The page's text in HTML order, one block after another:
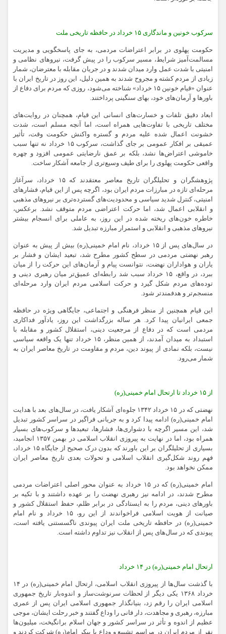
سرکوب خونین و ماندگاری ۱۵ خرداد در حافظه تاریخی ملت
حکومت پهلوی در برابر اعتراضات مردمی، به جای پاسخگویی و مدیریت
مسالمت‌آمیز شرایط، مسیر سرکوب را در پیش گرفت، نیروهای نظامی و
امنیتی با شدت عمل وارد میدان شدند و در جریان مقابله با معترضان، شمار
زیادی از مردم کشته و مجروح شدند به همین دلیل، این روز در تاریخ ایران با
عنوان «قیام خونین ۱۵ خرداد» شناخته می‌شود، روزی که مردم برای دفاع از
باورها و آرمان‌های خود، بهای سنگینی پرداختند.
ابعاد دقیق تلفات و خسارت‌های انسانی این قیام، همچنان در روایت‌های
مختلف تاریخی با تفاوت‌هایی همراه است، اما آنچه مسلم است، شدت
خشونت اعمال شده علیه مردم و گستره واکنش حکومت وقت، تأثیر
عمیقی بر افکار عمومی بر جای گذاشت، سرکوب ۱۵ خرداد نه تنها سبب
خاموشی اعتراض‌ها نشد، بلکه بر عمق نارضایتی عمومی افزود و چهره
واقعی حکومت پهلوی را برای طیف وسیع‌تری از جامعه آشکار ساخت.
پژوهشگران و تحلیلگران تاریخ معاصر معتقدند که ۱۵ خرداد، سرآغاز
مرحله‌ای تازه در مبارزات مردم ایران بود، اگرچه پس از این قیام، فشارهای
امنیتی، کنترل شدید سیاسی و محدودیت‌های گسترده‌تری بر نیروهای مذهبی
و انقلابی اعمال شد، اما حرکت اعتراضی مردم متوقف نشد. برعکس،
خاطره خون‌های ریخته شده در این روز، به عاملی برای انسجام بیشتر
نیروهای مذهبی و انقلابی و استمرار مبارزه تبدیل شد.
در سال‌های پس از ۱۵ خرداد، نام امام خمینی(ره) بیش از پیش به عنوان
رهبر نهضتی مردمی در سطح کشور مطرح شد، تبعید ایشان و فشار بر
یاران و هواداران نهضت، نتوانست پیام و آرمان‌های این حرکت را از میان
ببرد، در واقع، ۱۵ خرداد سبب شد رابطه‌ای عمیق‌تر میان رهبری دینی و
توده‌های مردم شکل گیرد و حرکت اسلامی مردم ایران وارد مرحله‌ای
منسجم‌تر و هدفمندتر شود.
این قیام همچنین از منظر فرهنگی و اجتماعی، جایگاهی ویژه در حافظه
جمعی ایرانیان پیدا کرد. هر ساله بزرگداشت این روز، یادآور فداکاری
مردمی است که در دفاع از مرجعیت دینی، استقلال کشور و مقابله با
استبداد به میدان آمدند، از همین منظر، ۱۵ خرداد تنها یک واقعه سیاسی
نیست، بلکه نمادی از پیوند دین، مردم و مقاومت در تاریخ معاصر ایران به
شمار می‌رود.
از ۱۵ خرداد تا ارتحال امام خمینی(ره)
نهضتی که در ۱۵ خرداد ۱۳۴۲ جلوه‌ای آشکار یافت، در سال‌های بعد با هدایت
امام خمینی(ره) ادامه پیدا کرد و به جریانی فراگیر در سراسر کشور تبدیل
شد، این مسیر اگرچه با دشواری‌ها، فشارها، تبعیدها و سرکوب‌های بسیار
همراه بود، اما در نهایت به پیروزی انقلاب اسلامی در بهمن ۱۳۵۷ انجامید،
بسیاری از تحلیلگران بر این باورند که بدون درک صحیح از جایگاه ۱۵ خرداد،
فهم روند شکل‌گیری انقلاب اسلامی و تحولات بعدی تاریخ معاصر ایران
ممکن نخواهد بود.
امام خمینی(ره) که در ۱۵ خرداد به عنوان محور اصلی اعتراضات مردمی
مطرح شدند، در ادامه نیز رهبری نهضت را بر عهده داشتند و با تکیه بر
باورهای دینی، مردم را به ایستادگی در برابر ظلم، حفظ استقلال کشور و
صیانت از هویت اسلامی فراخواندند از این رو، ۱۵ خرداد و نام امام
خمینی(ره) در حافظه تاریخی ملت ایران پیوندی ناگسستنی یافته است،
پیوندی که در سال‌های پس از انقلاب نیز تداوم داشته است.
ارتحال امام خمینی(ره) در ۱۴ خرداد
با گذشت سال‌ها از پیروزی انقلاب اسلامی، ارتحال امام خمینی(ره) در ۱۴
خرداد ۱۳۶۸ یکی دیگر از لحظات سرنوشت‌ساز و اندوه‌بار تاریخ جمهوری
اسلامی ایران را رقم زد، بنیانگذار جمهوری اسلامی ایران پس از عمری
مبارزه، رهبری و مجاهدت، دار فانی را وداع گفتند و خبر رحلت ایشان، موجی
عظیم از اندوه و تأثر در سراسر کشور و جهان اسلام برانگیخت، میلیون‌ها
نفر از مردم ایران در مراسم تشییع و وداع با پیکر امام(ره) شرکت کردند و